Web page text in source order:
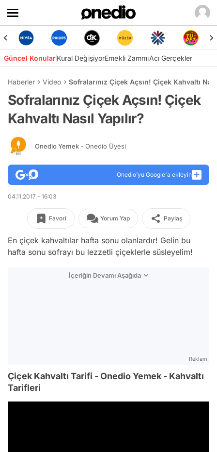
Güncel KonularKural DeğişiyorEmekli ZammıAcı Gerçekler
Haberler Video Sofralarınız Çiçek Açsın! Çiçek Kahvaltı
Sofralarınız Çiçek Açsın! Çiçek
Kahvaltı Nasıl Yapılır?
Onedio Yemek - Onedio Üyesi
Onedio’yu Google'a ekleyin
04.11.2017 - 16:03
Favori Yorum Yap Paylaş
En çiçek kahvaltılar hafta sonu olanlardır! Gelin bu
hafta sonu sofrayı bu lezzetli çiçeklerle süsleyelim!
İçeriğin Devamı Aşağıda
Reklam
Çiçek Kahvaltı Tarifi - Onedio Yemek - Kahvaltı
Tarifleri